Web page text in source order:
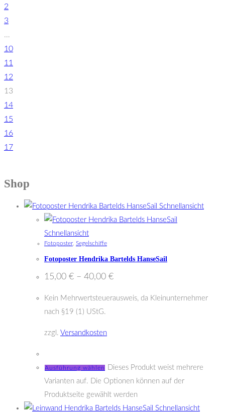
2
3
…
10
11
12
13
14
15
16
17
Shop
Schnellansicht
Schnellansicht
Fotoposter Segelschiffe
Fotoposter Hendrika Bartelds HanseSail
15,00 € – 40,00 €
Kein Mehrwertsteuerausweis, da Kleinunternehmer
nach §19 (1) UStG.
zzgl. Versandkosten
Ausführung wählen
Dieses Produkt weist mehrere
Varianten auf. Die Optionen können auf der
Produktseite gewählt werden
Schnellansicht